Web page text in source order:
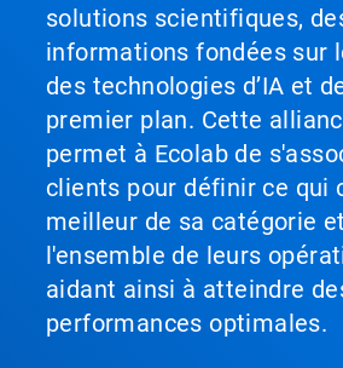
solutions scientifiques,
informations fondées sur
des technologies d’IA et
premier plan. Cette
permet à Ecolab de
clients pour définir ce qui
meilleur de sa catégorie
l'ensemble de leurs
aidant ainsi à atteindre
performances optimales.